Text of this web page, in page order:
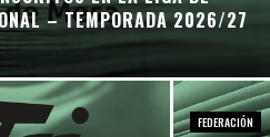
– TEMPORADA 2026/27
FEDERACIÓN